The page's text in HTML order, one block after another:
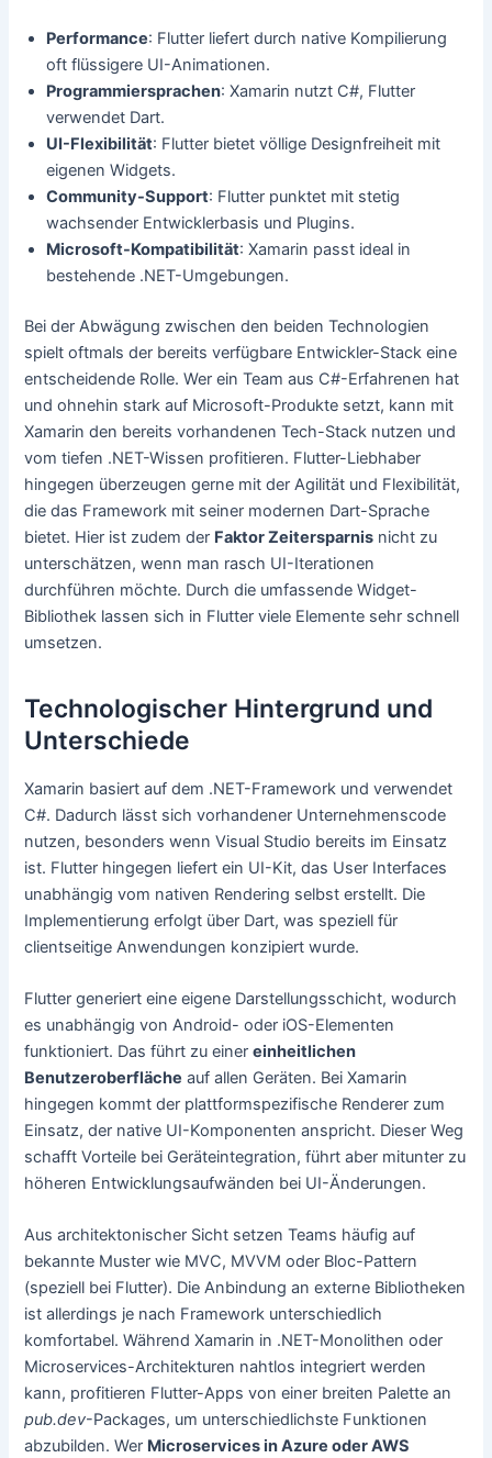
Performance: Flutter liefert durch native Kompilierung
oft flüssigere UI-Animationen.
Programmiersprachen: Xamarin nutzt C#, Flutter
verwendet Dart.
UI-Flexibilität: Flutter bietet völlige Designfreiheit mit
eigenen Widgets.
Community-Support: Flutter punktet mit stetig
wachsender Entwicklerbasis und Plugins.
Microsoft-Kompatibilität: Xamarin passt ideal in
bestehende .NET-Umgebungen.
Bei der Abwägung zwischen den beiden Technologien
spielt oftmals der bereits verfügbare Entwickler-Stack eine
entscheidende Rolle. Wer ein Team aus C#-Erfahrenen hat
und ohnehin stark auf Microsoft-Produkte setzt, kann mit
Xamarin den bereits vorhandenen Tech-Stack nutzen und
vom tiefen .NET-Wissen profitieren. Flutter-Liebhaber
hingegen überzeugen gerne mit der Agilität und Flexibilität,
die das Framework mit seiner modernen Dart-Sprache
bietet. Hier ist zudem der Faktor Zeitersparnis nicht zu
unterschätzen, wenn man rasch UI-Iterationen
durchführen möchte. Durch die umfassende Widget-
Bibliothek lassen sich in Flutter viele Elemente sehr schnell
umsetzen.
Technologischer Hintergrund und
Unterschiede
Xamarin basiert auf dem .NET-Framework und verwendet
C#. Dadurch lässt sich vorhandener Unternehmenscode
nutzen, besonders wenn Visual Studio bereits im Einsatz
ist. Flutter hingegen liefert ein UI-Kit, das User Interfaces
unabhängig vom nativen Rendering selbst erstellt. Die
Implementierung erfolgt über Dart, was speziell für
clientseitige Anwendungen konzipiert wurde.
Flutter generiert eine eigene Darstellungsschicht, wodurch
es unabhängig von Android- oder iOS-Elementen
funktioniert. Das führt zu einereinheitlichen
Benutzeroberfläche auf allen Geräten. Bei Xamarin
hingegen kommt der plattformspezifische Renderer zum
Einsatz, der native UI-Komponenten anspricht. Dieser Weg
schafft Vorteile bei Geräteintegration, führt aber mitunter zu
höheren Entwicklungsaufwänden bei UI-Änderungen.
Aus architektonischer Sicht setzen Teams häufig auf
bekannte Muster wie MVC, MVVM oder Bloc-Pattern
(speziell bei Flutter). Die Anbindung an externe Bibliotheken
ist allerdings je nach Framework unterschiedlich
komfortabel. Während Xamarin in .NET-Monolithen oder
Microservices-Architekturen nahtlos integriert werden
kann, profitieren Flutter-Apps von einer breiten Palette an
pub.dev-Packages, um unterschiedlichste Funktionen
abzubilden. Wer Microservices in Azure oder AWS